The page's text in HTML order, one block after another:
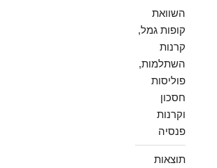
השוואת
קופות גמל,
קרנות
השתלמות,
פוליסות
חסכון
וקרנות
פנסיה
תוצאות